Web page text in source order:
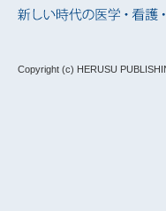
Copyright (c) HERUSU